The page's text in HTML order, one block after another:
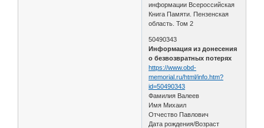
информации Всероссийская
Книга Памяти. Пензенская
область. Том 2
50490343
Информация из донесения
о безвозвратных потерях
https://www.obd-
memorial.ru/html/info.htm?
id=50490343
Фамилия Валеев
Имя Михаил
Отчество Павлович
Дата рождения/Возраст